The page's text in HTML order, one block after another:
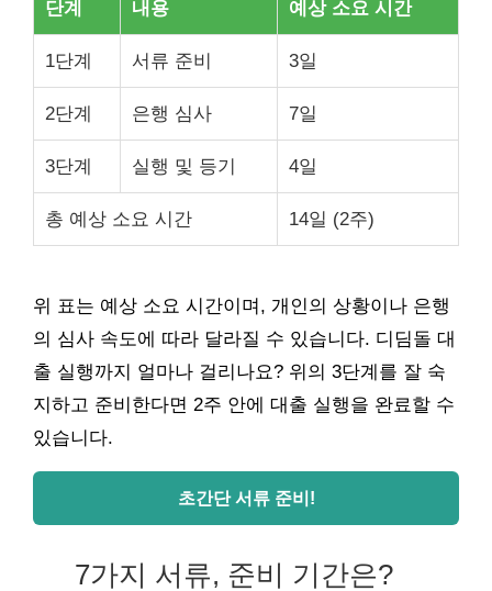
단계 내용 예상 소요 시간
1단계 서류 준비 3일
2단계 은행 심사 7일
3단계 실행 및 등기 4일
총 예상 소요 시간 14일 (2주)
위 표는 예상 소요 시간이며, 개인의 상황이나 은행
의 심사 속도에 따라 달라질 수 있습니다. 디딤돌 대
출 실행까지 얼마나 걸리나요? 위의 3단계를 잘 숙
지하고 준비한다면 2주 안에 대출 실행을 완료할 수
있습니다.
초간단 서류 준비!
7가지 서류, 준비 기간은?